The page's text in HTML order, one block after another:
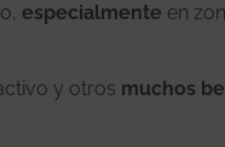
especialmente en
y otros muchos